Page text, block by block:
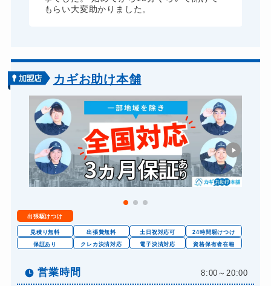
もらい大変助かりました。
カギお助け本舗
出張駆けつけ
見積り無料 出張費無料 土日祝対応可
24時間駆けつけ
保証あり
クレカ決済対応 電子決済対応 資格保有者在籍
営業時間 8:00～20:00